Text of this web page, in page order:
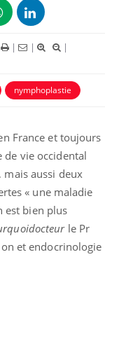
| |
|
nymphoplastie
France et toujours
de vie occidental
aussi deux
« une maladie
est bien plus
le Pr
et endocrinologie